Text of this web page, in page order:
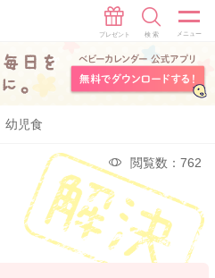
幼児食
閲覧数：762